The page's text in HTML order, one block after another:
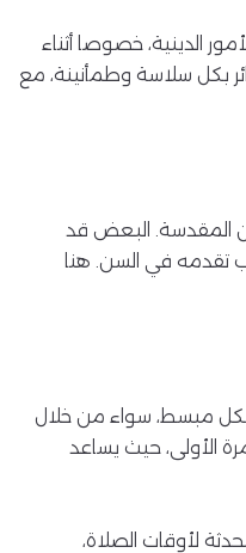
الدينية، خصوصا أثناء
بكل سلاسة وطمأنينة، مع
المقدسة. البعض قد
تقدمه في السن. هنا
مبسط، سواء من خلال
الأولى، حيث يساعد
لأوقات الصلاة،